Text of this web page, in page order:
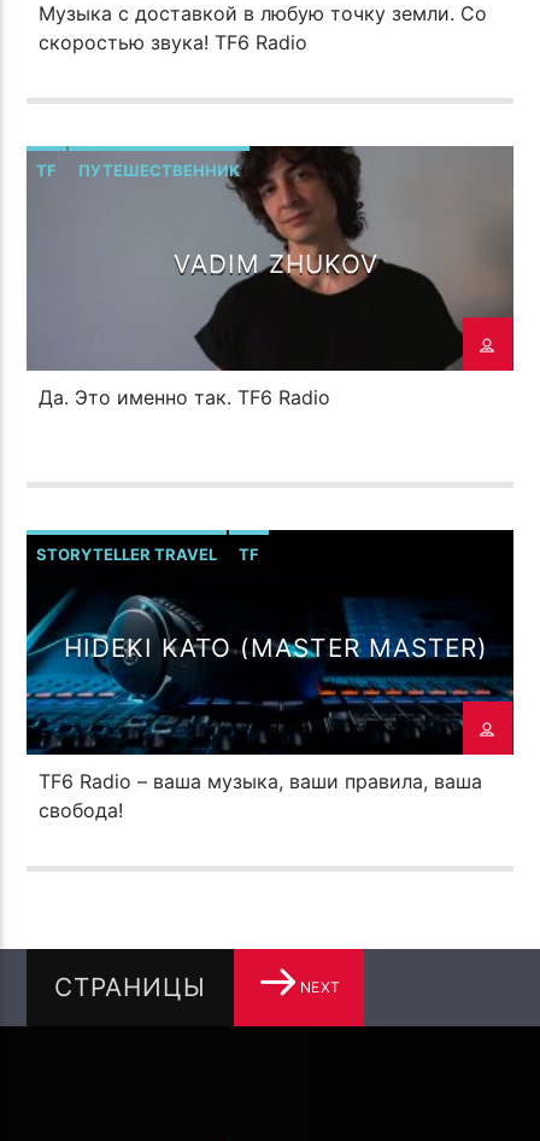
Музыка с доставкой в любую точку земли. Со
скоростью звука! TF6 Radio
TF ПУТЕШЕСТВЕННИК
VADIM ZHUKOV
Да. Это именно так. TF6 Radio
STORYTELLER TRAVEL TF
HIDEKI KATO (MASTER MASTER)
TF6 Radio – ваша музыка, ваши правила, ваша
свобода!
СТРАНИЦЫ NEXT